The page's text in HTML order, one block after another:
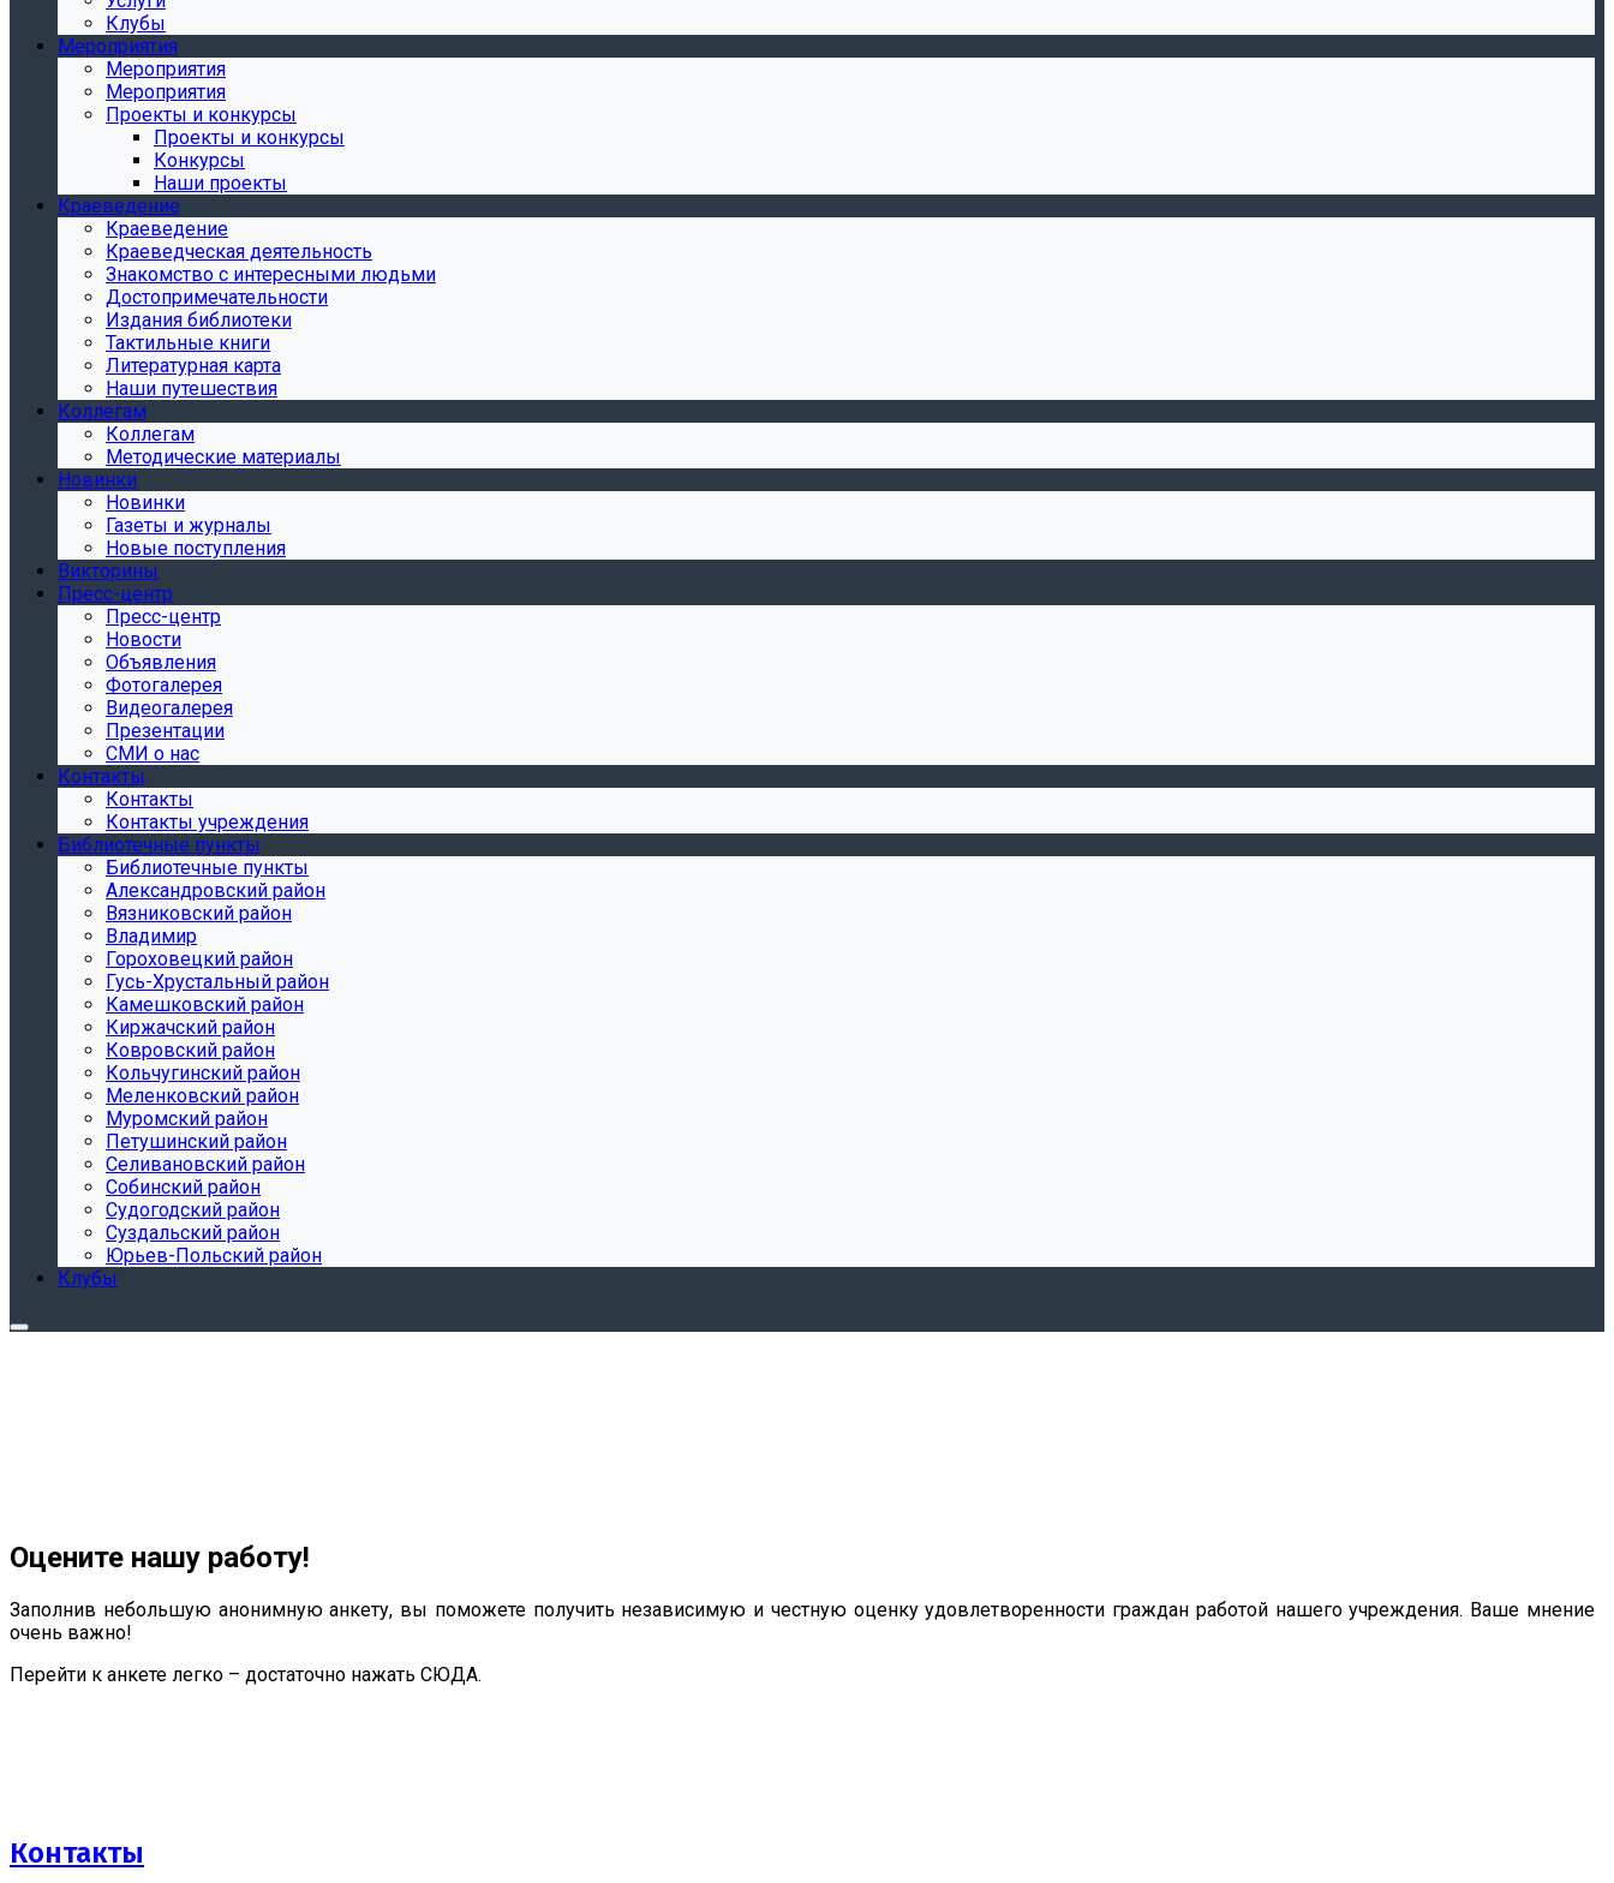
Клубы
Мероприятия
Мероприятия
Мероприятия
Проекты и конкурсы
Проекты и конкурсы
Конкурсы
Наши проекты
Краеведение
Краеведение
Краеведческая деятельность
Знакомство с интересными людьми
Достопримечательности
Издания библиотеки
Тактильные книги
Литературная карта
Наши путешествия
Коллегам
Коллегам
Методические материалы
Новинки
Новинки
Газеты и журналы
Новые поступления
Викторины
Пресс-центр
Пресс-центр
Новости
Объявления
Фотогалерея
Видеогалерея
Презентации
СМИ о нас
Контакты
Контакты
Контакты учреждения
Библиотечные пункты
Библиотечные пункты
Александровский район
Вязниковский район
Владимир
Гороховецкий район
Гусь-Хрустальный район
Камешковский район
Киржачский район
Ковровский район
Кольчугинский район
Меленковский район
Муромский район
Петушинский район
Селивановский район
Собинский район
Судогодский район
Суздальский район
Юрьев-Польский район
Клубы
Оцените нашу работу!
Заполнив небольшую анонимную анкету, вы поможете получить независимую и честную оценку удовлетворенности граждан работой нашего учреждения. Ваше мнение
очень важно!
Перейти к анкете легко – достаточно нажать СЮДА.
Контакты